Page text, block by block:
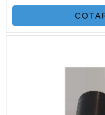
o cliente
para sanar
produto a
CONTROLE
encontrar
em uma
segurança, enc...